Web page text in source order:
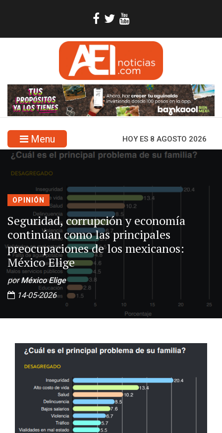
Menu HOY ES 8 AGOSTO 2026
OPINIÓN
Seguridad, corrupción y economía
continúan como las principales
preocupaciones de los mexicanos:
México Elige
porMéxico Elige
14-05-2026